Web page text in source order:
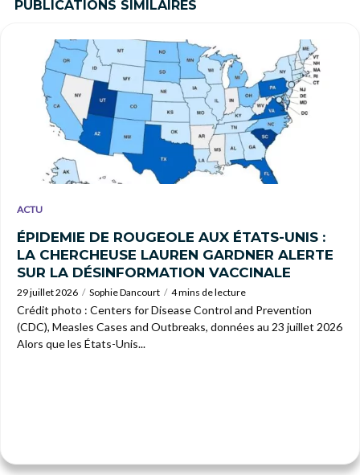
PUBLICATIONS SIMILAIRES
ACTU
ÉPIDEMIE DE ROUGEOLE AUX ÉTATS-UNIS :
LA CHERCHEUSE LAUREN GARDNER ALERTE
SUR LA DÉSINFORMATION VACCINALE
29 juillet 2026 Sophie Dancourt 4 mins de lecture
Crédit photo : Centers for Disease Control and Prevention
(CDC), Measles Cases and Outbreaks, données au 23 juillet 2026
Alors que les États-Unis...